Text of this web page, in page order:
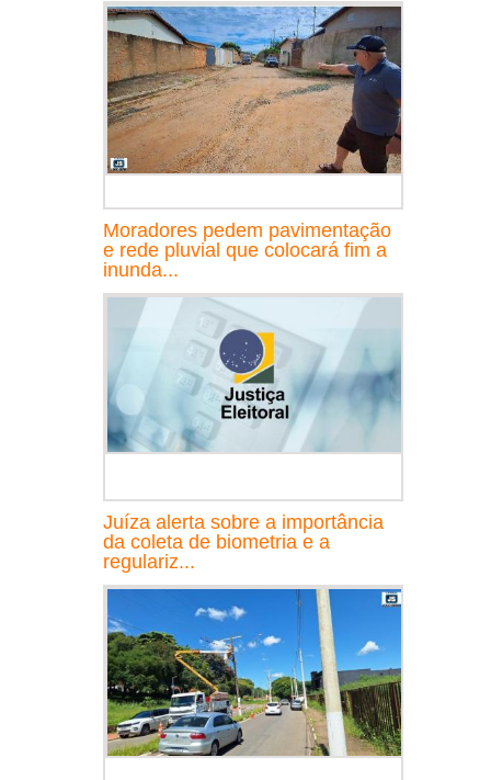
Moradores pedem pavimentação
e rede pluvial que colocará fim a
inunda...
Juíza alerta sobre a importância
da coleta de biometria e a
regulariz...